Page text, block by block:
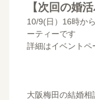
【次回の婚
10/9(日）16時か
ーティーです
詳細はイベントペ
大阪梅田の結婚